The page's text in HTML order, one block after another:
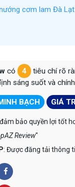
cơm lam Đà Lạt
có 4
tiêu chí rõ
sáng suốt và
BẠCH GIÁ
bảo quyền lợi tốt
Review"
: Được đăng tải thông